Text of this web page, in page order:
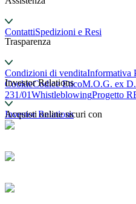
ContattiSpedizioni e Resi
Trasparenza
Condizioni di venditaInformativa
CookieCodice EticoM.O.G. ex
231/01WhistleblowingProgetto
Investor Relations
Investor Relations
Acquisti online sicuri con